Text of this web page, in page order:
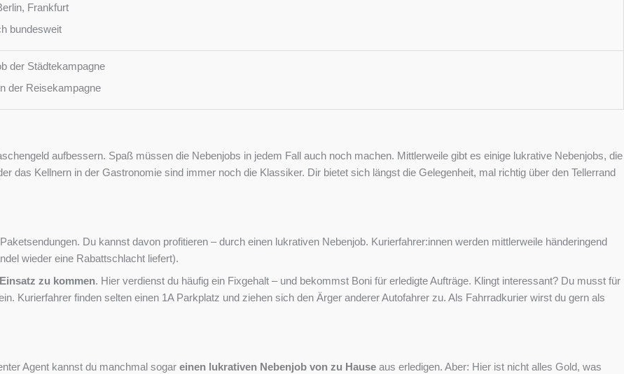
Frankfurt
bundesweit
der Städtekampagne
der Reisekampagne
aufbessern. Spaß müssen die Nebenjobs in jedem Fall auch noch machen. Mittlerweile gibt es einige lukrative Nebenjobs, die
das Kellnern in der Gastronomie sind immer noch die Klassiker. Dir bietet sich längst die Gelegenheit, mal richtig über den Tellerrand
Du kannst davon profitieren – durch einen lukrativen Nebenjob. Kurierfahrer:innen werden mittlerweile händeringend
wieder eine Rabattschlacht liefert).
zu kommen. Hier verdienst du häufig ein Fixgehalt – und bekommst Boni für erledigte Aufträge. Klingt interessant? Du musst für
Kurierfahrer finden selten einen 1A Parkplatz und ziehen sich den Ärger anderer Autofahrer zu. Als Fahrradkurier wirst du gern als
Agent kannst du manchmal sogar einen lukrativen Nebenjob von zu Hause aus erledigen. Aber: Hier ist nicht alles Gold, was